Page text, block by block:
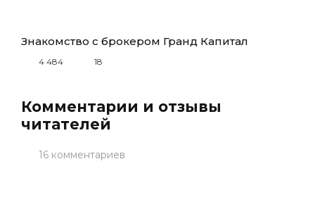
Знакомство с брокером Гранд Капитал
4 484 18
Комментарии и отзывы
читателей
16 комментариев